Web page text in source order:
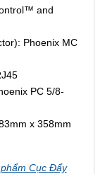
and
Phoenix MC
PC 5/8-
x 358mm
Cục Đẩy